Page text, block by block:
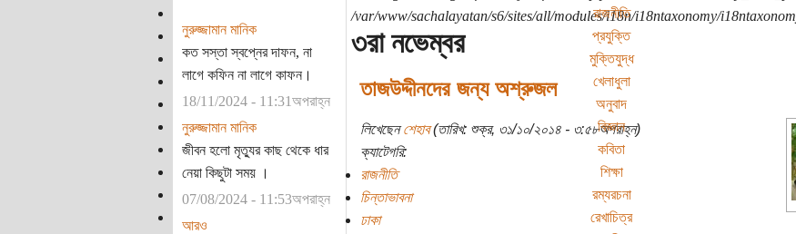
রাজনীতি
প্রযুক্তি
মুক্তিযুদ্ধ
খেলাধুলা
অনুবাদ
বিজ্ঞান
কবিতা
শিক্ষা
রম্যরচনা
রেখাচিত্র
নুরুজ্জামান মানিক
কত সস্তা স্বপ্নের দাফন, না
লাগে কফিন না লাগে কাফন।
18/11/2024 - 11:31অপরাহ্ন
নুরুজ্জামান মানিক
জীবন হলো মৃত্যুর কাছ থেকে ধার
নেয়া কিছুটা সময় ।
07/08/2024 - 11:53অপরাহ্ন
আরও
/var/www/sachalayatan/s6/sites/all/modules/i18n/i18ntaxonomy/
৩রা নভেম্বর
তাজউদ্দীনদের জন্য অশ্রুজল
লিখেছেনশেহাব(তারিখ: শুক্র, ৩১/১০/২০১৪ - ৩:৫৮অপরাহ্ন)
ক্যাটেগরি:
রাজনীতি
চিন্তাভাবনা
ঢাকা